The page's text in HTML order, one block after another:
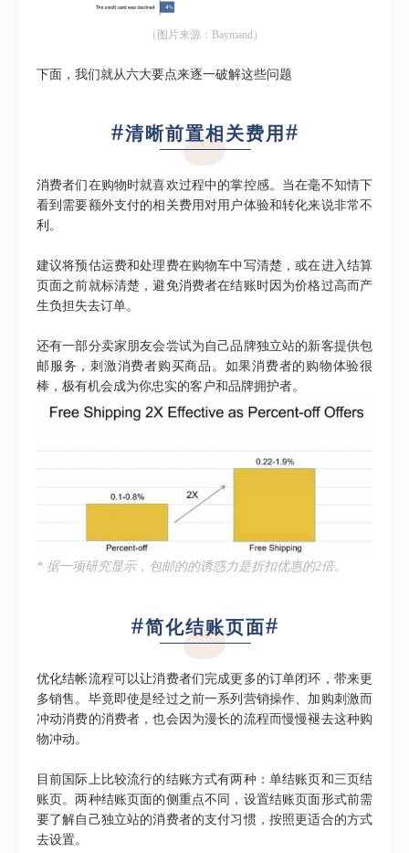
（图片来源：Baymand）
下面，我们就从六大要点来逐一破解这些问题
#清晰前置相关费用 #
消费者们在购物时就喜欢过程中的掌控感。当在毫不知情下
看到需要额外支付的相关费用对用户体验和转化来说非常不
利。
建议将预估运费和处理费在购物车中写清楚，或在进入结算
页面之前就标清楚，避免消费者在结账时因为价格过高而产
生负担失去订单。
还有一部分卖家朋友会尝试为自己品牌独立站的新客提供包
邮服务，刺激消费者购买商品。如果消费者的购物体验很
棒，极有机会成为你忠实的客户和品牌拥护者。
* 据一项研究显示，包邮的的诱惑力是折扣优惠的2倍。
#简化结账页面#
优化结帐流程可以让消费者们完成更多的订单闭环，带来更
多销售。毕竟即使是经过之前一系列营销操作、加购刺激而
冲动消费的消费者，也会因为漫长的流程而慢慢褪去这种购
物冲动。
目前国际上比较流行的结账方式有两种：单结账页和三页结
账页。两种结账页面的侧重点不同，设置结账页面形式前需
要了解自己独立站的消费者的支付习惯，按照更适合的方式
去设置。